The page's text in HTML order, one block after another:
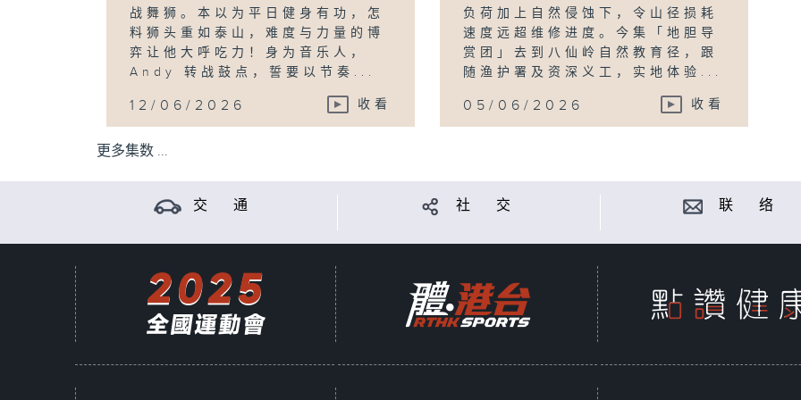
战舞狮。本以为平日健身有功，怎
料狮头重如泰山，难度与力量的博
弈让他大呼吃力！身为音乐人，
Andy 转战鼓点，誓要以节奏...
12/06/2026 收看
负荷加上自然侵蚀下，令山径损耗
速度远超维修进度。今集「地胆导
赏团」去到八仙岭自然教育径，跟
随渔护署及资深义工，实地体验...
05/06/2026 收看
更多集数 ...
交 通 社 交 联 络